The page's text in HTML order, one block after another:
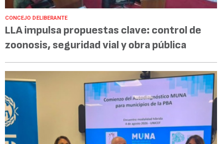
CONCEJO DELIBERANTE
LLA impulsa propuestas clave: control de
zoonosis, seguridad vial y obra pública